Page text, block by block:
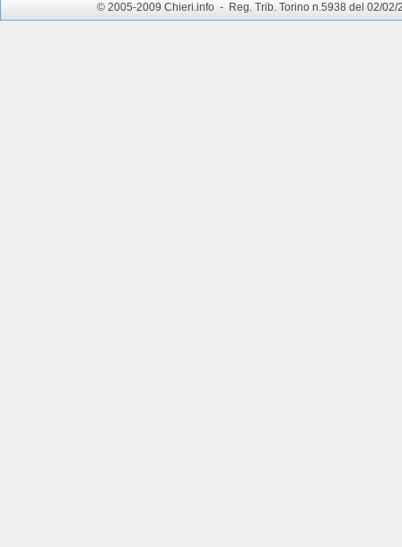
© 2005-2009 Chieri.info - Reg. Trib. Torino n.5938 del 02/02/